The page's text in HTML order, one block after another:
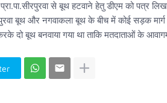
से बूथ हटवाने हेतु डीएम को पत्र
बूथ और नगवाकला बूथ के बीच में कोई सड़क
दो बूथ बनवाया गया था ताकि मतदाताओं के